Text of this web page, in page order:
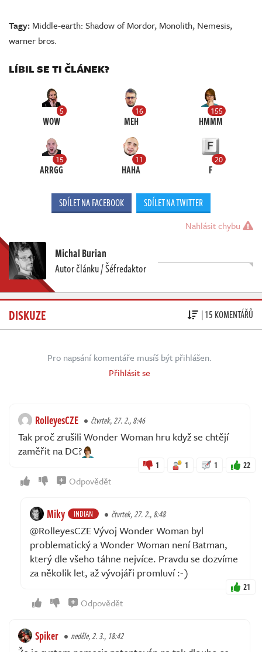
Tagy: Middle-earth: Shadow of Mordor, Monolith, Nemesis,
warner bros.
LÍBIL SE TI ČLÁNEK?
5
WOW
16
MEH
155
HMMM
15
ARRGG
11
HAHA
20
F
SDÍLET NA FACEBOOK SDÍLET NA TWITTER
Nahlásit chybu
Michal Burian
Autor článku / Šéfredaktor
DISKUZE | 15 KOMENTÁŘŮ
Pro napsání komentáře musíš být přihlášen.
Přihlásit se
RolleyesCZE čtvrtek, 27. 2., 8:46
Tak proč zrušili Wonder Woman hru když se chtějí
zaměřit na DC?
1 1 1 22
Odpovědět
Miky INDIAN čtvrtek, 27. 2., 8:48
@RolleyesCZE Vývoj Wonder Woman byl
problematický a Wonder Woman není Batman,
který dle všeho táhne nejvíce. Pravdu se dozvíme
za několik let, až vývojáři promluví :-)
21
Odpovědět
Spiker neděle, 2. 3., 18:42